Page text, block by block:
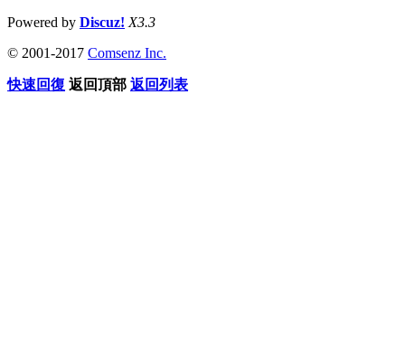
Powered by Discuz! X3.3
© 2001-2017 Comsenz Inc.
快速回復 返回頂部 返回列表